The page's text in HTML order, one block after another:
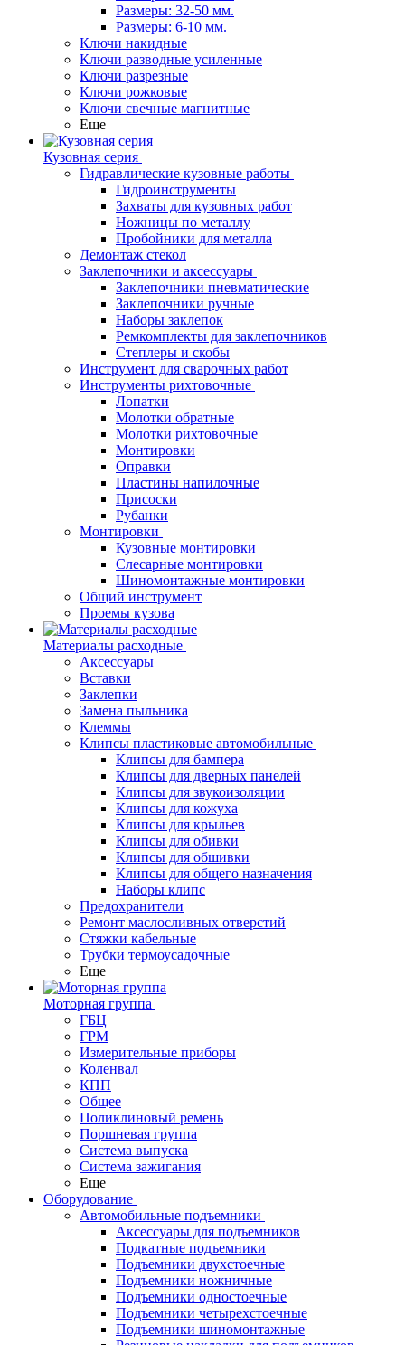
Размеры: 32-50 мм.
Размеры: 6-10 мм.
Ключи накидные
Ключи разводные усиленные
Ключи разрезные
Ключи рожковые
Ключи свечные магнитные
Еще
Кузовная серия
Гидравлические кузовные работы
Гидроинструменты
Захваты для кузовных работ
Ножницы по металлу
Пробойники для металла
Демонтаж стекол
Заклепочники и аксессуары
Заклепочники пневматические
Заклепочники ручные
Наборы заклепок
Ремкомплекты для заклепочников
Степлеры и скобы
Инструмент для сварочных работ
Инструменты рихтовочные
Лопатки
Молотки обратные
Молотки рихтовочные
Монтировки
Оправки
Пластины напилочные
Присоски
Рубанки
Монтировки
Кузовные монтировки
Слесарные монтировки
Шиномонтажные монтировки
Общий инструмент
Проемы кузова
Материалы расходные
Аксессуары
Вставки
Заклепки
Замена пыльника
Клеммы
Клипсы пластиковые автомобильные
Клипсы для бампера
Клипсы для дверных панелей
Клипсы для звукоизоляции
Клипсы для кожуха
Клипсы для крыльев
Клипсы для обивки
Клипсы для обшивки
Клипсы для общего назначения
Наборы клипс
Предохранители
Ремонт маслосливных отверстий
Стяжки кабельные
Трубки термоусадочные
Еще
Моторная группа
ГБЦ
ГРМ
Измерительные приборы
Коленвал
КПП
Общее
Поликлиновый ремень
Поршневая группа
Система выпуска
Система зажигания
Еще
Оборудование
Автомобильные подъемники
Аксессуары для подъемников
Подкатные подъемники
Подъемники двухстоечные
Подъемники ножничные
Подъемники одностоечные
Подъемники четырехстоечные
Подъемники шиномонтажные